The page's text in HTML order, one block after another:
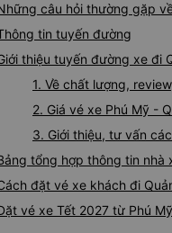
câu hỏi thường gặp
tin tuyến đường
thiệu tuyến đường xe đi
1. Về chất lượng,
2. Giá vé xe Phú Mỹ -
3. Giới thiệu, tư vấn
tổng hợp thông tin nhà
đặt vé xe khách đi
vé xe Tết 2027 từ Phú